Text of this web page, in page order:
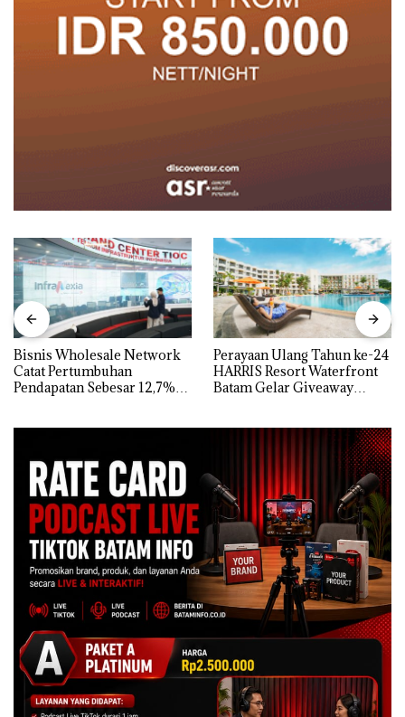
Bisnis Wholesale Network
Catat Pertumbuhan
Pendapatan Sebesar 12,7%
Perayaan Ulang Tahun ke-24
HARRIS Resort Waterfront
Batam Gelar Giveaway